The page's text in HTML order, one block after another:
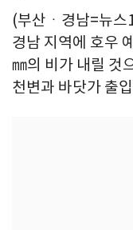
(부산ㆍ경남=뉴스
경남 지역에 호우
㎜의 비가 내릴 것
천변과 바닷가 출